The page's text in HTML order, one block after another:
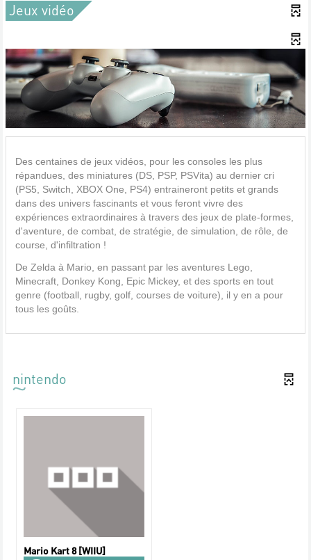
Jeux vidéo
Des centaines de jeux vidéos, pour les consoles les plus
répandues, des miniatures (DS, PSP, PSVita) au dernier cri
(PS5, Switch, XBOX One, PS4) entraineront petits et grands
dans des univers fascinants et vous feront vivre des
expériences extraordinaires à travers des jeux de plate-formes,
d'aventure, de combat, de stratégie, de simulation, de rôle, de
course, d'infiltration !
De Zelda à Mario, en passant par les aventures Lego,
Minecraft, Donkey Kong, Epic Mickey, et des sports en tout
genre (football, rugby, golf, courses de voiture), il y en a pour
tous les goûts.
nintendo
Mario Kart 8 [WIIU]